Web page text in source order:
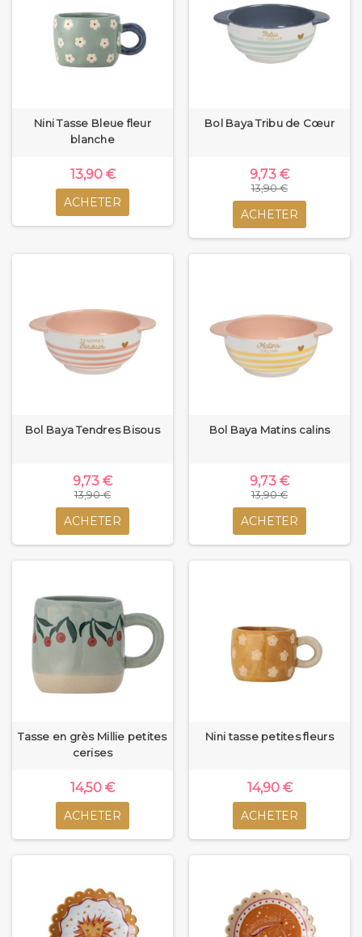
Nini Tasse Bleue fleur
blanche
13,90 €
ACHETER
Bol Baya Tribu de Cœur
9,73 €
13,90 €
ACHETER
Bol Baya Tendres Bisous
9,73 €
13,90 €
ACHETER
Bol Baya Matins calins
9,73 €
13,90 €
ACHETER
Tasse en grès Millie petites
cerises
14,50 €
ACHETER
Nini tasse petites fleurs
14,90 €
ACHETER